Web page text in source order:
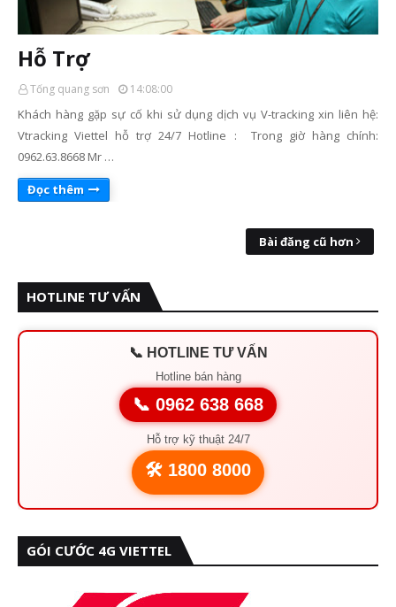
Hỗ Trợ
Tống quang sơn 14:08:00
Khách hàng gặp sự cố khi sử dụng dịch vụ V-tracking xin liên hệ:
Vtracking Viettel hỗ trợ 24/7 Hotline : Trong giờ hàng chính:
0962.63.8668 Mr …
Đọc thêm
Bài đăng cũ hơn
HOTLINE TƯ VẤN
📞 HOTLINE TƯ VẤN
Hotline bán hàng
📞 0962 638 668
Hỗ trợ kỹ thuật 24/7
🛠️ 1800 8000
GÓI CƯỚC 4G VIETTEL